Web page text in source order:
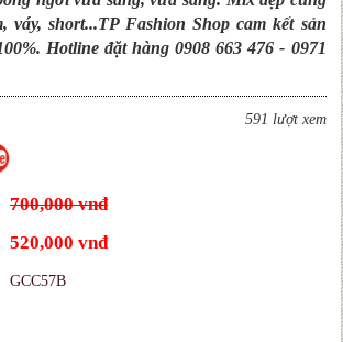
váy, short...TP Fashion Shop cam kết sản
Hotline đặt hàng 0908 663 476 - 0971
591 lượt xem
700,000 vnđ
520,000 vnđ
GCC57B